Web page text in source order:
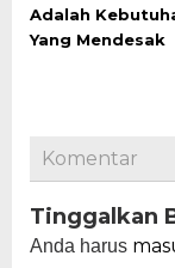
Adalah
Yang Mendesak
Komentar
Tinggalkan
Anda harus